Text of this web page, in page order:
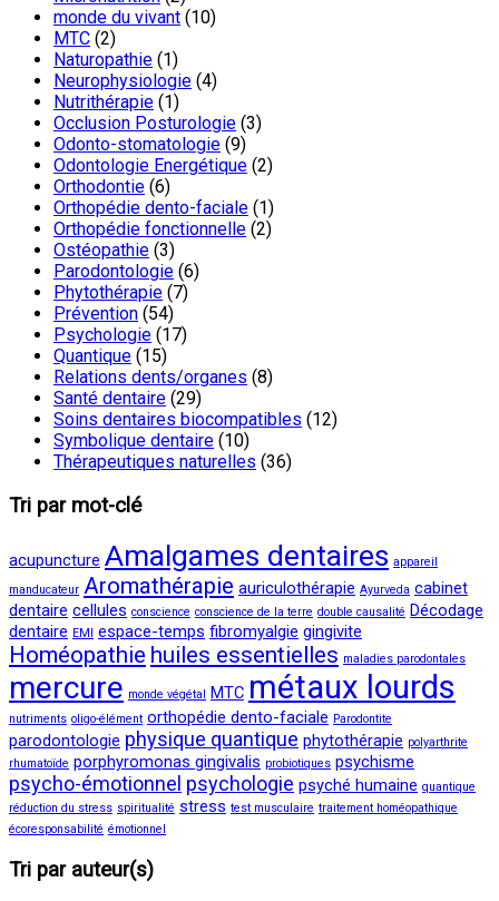
monde du vivant (10)
MTC (2)
Naturopathie (1)
Neurophysiologie (4)
Nutrithérapie (1)
Occlusion Posturologie (3)
Odonto-stomatologie (9)
Odontologie Energétique (2)
Orthodontie (6)
Orthopédie dento-faciale (1)
Orthopédie fonctionnelle (2)
Ostéopathie (3)
Parodontologie (6)
Phytothérapie (7)
Prévention (54)
Psychologie (17)
Quantique (15)
Relations dents/organes (8)
Santé dentaire (29)
Soins dentaires biocompatibles (12)
Symbolique dentaire (10)
Thérapeutiques naturelles (36)
Tri par mot-clé
acupuncture Amalgames dentaires appareil
manducateur Aromathérapie auriculothérapie Ayurveda cabinet
dentaire cellules conscience conscience de la terre double causalité Décodage
dentaire EMI espace-temps fibromyalgie gingivite
Homéopathie huiles essentielles maladies parodontales
mercure monde végétal MTC métaux lourds
nutriments oligo-élément orthopédie dento-faciale Parodontite
parodontologie physique quantique phytothérapie polyarthrite
rhumatoïde porphyromonas gingivalis probiotiques psychisme
psycho-émotionnel psychologie psyché humaine quantique
réduction du stress spiritualité stress test musculaire traitement homéopathique
écoresponsabilité émotionnel
Tri par auteur(s)